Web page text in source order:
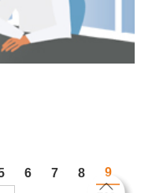
6 7 8
9